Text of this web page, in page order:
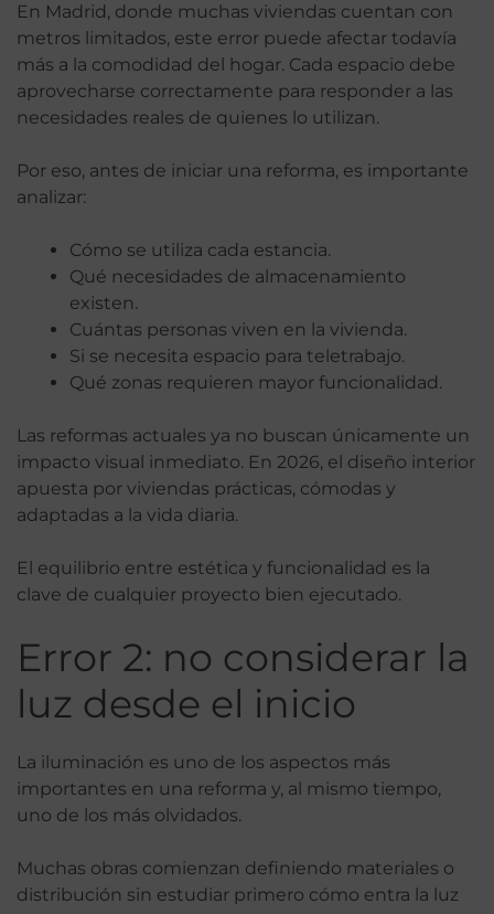
En Madrid, donde muchas viviendas cuentan con
metros limitados, este error puede afectar todavía
más a la comodidad del hogar. Cada espacio debe
aprovecharse correctamente para responder a las
necesidades reales de quienes lo utilizan.
Por eso, antes de iniciar una reforma, es importante
analizar:
Cómo se utiliza cada estancia.
Qué necesidades de almacenamiento
existen.
Cuántas personas viven en la vivienda.
Si se necesita espacio para teletrabajo.
Qué zonas requieren mayor funcionalidad.
Las reformas actuales ya no buscan únicamente un
impacto visual inmediato. En 2026, el diseño interior
apuesta por viviendas prácticas, cómodas y
adaptadas a la vida diaria.
El equilibrio entre estética y funcionalidad es la
clave de cualquier proyecto bien ejecutado.
Error 2: no considerar la
luz desde el inicio
La iluminación es uno de los aspectos más
importantes en una reforma y, al mismo tiempo,
uno de los más olvidados.
Muchas obras comienzan definiendo materiales o
distribución sin estudiar primero cómo entra la luz